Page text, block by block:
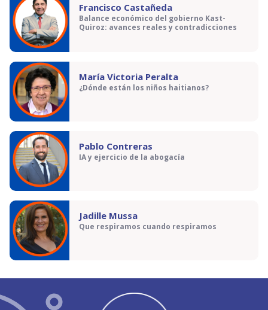
Francisco Castañeda
Balance económico del gobierno Kast-
Quiroz: avances reales y contradicciones
María Victoria Peralta
¿Dónde están los niños haitianos?
Pablo Contreras
IA y ejercicio de la abogacía
Jadille Mussa
Que respiramos cuando respiramos